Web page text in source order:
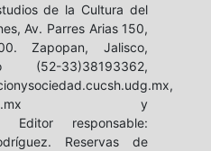
de la Cultura del
Av. Parres Arias 150,
Zapopan, Jalisco,
(52-33)38193362,
y
Editor responsable:
Reservas de